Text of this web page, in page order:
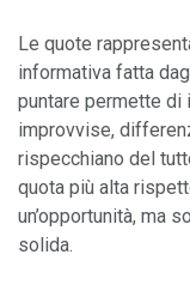
Le quote
informativa fatta
puntare permette di
improvvise,
rispecchiano del
quota più alta
un’opportunità, ma
solida.